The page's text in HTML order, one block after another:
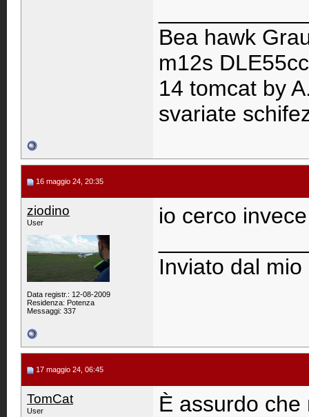
Bea hawk
m12s
14 tomcat by
svariate
16 maggio 24, 20:35
ziodino
User
Data registr.: 12-08-2009
Residenza: Potenza
Messaggi: 337
io cerco
Inviato dal
17 maggio 24, 06:45
TomCat
User
È assurdo